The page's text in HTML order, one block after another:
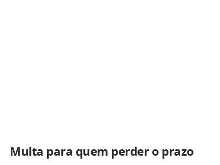
Multa para quem perder o prazo